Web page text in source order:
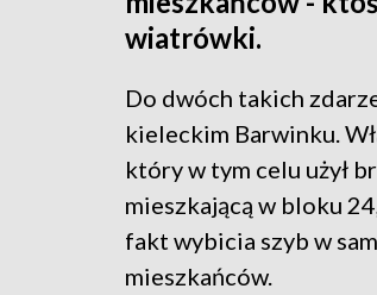
wiatrówki.
Do dwóch takich
kieleckim Barwinku.
który w tym celu użył
mieszkającą w bloku
fakt wybicia szyb w
mieszkańców.